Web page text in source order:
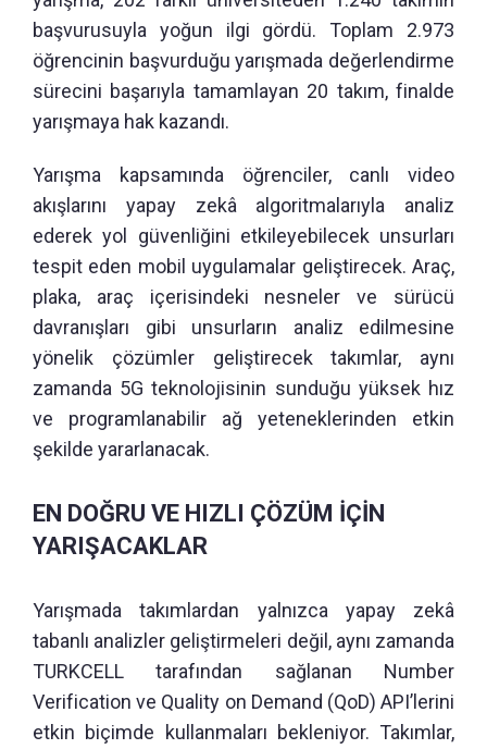
başvurusuyla yoğun ilgi gördü. Toplam 2.973
öğrencinin başvurduğu yarışmada değerlendirme
sürecini başarıyla tamamlayan 20 takım, finalde
yarışmaya hak kazandı.
Yarışma kapsamında öğrenciler, canlı video
akışlarını yapay zekâ algoritmalarıyla analiz
ederek yol güvenliğini etkileyebilecek unsurları
tespit eden mobil uygulamalar geliştirecek. Araç,
plaka, araç içerisindeki nesneler ve sürücü
davranışları gibi unsurların analiz edilmesine
yönelik çözümler geliştirecek takımlar, aynı
zamanda 5G teknolojisinin sunduğu yüksek hız
ve programlanabilir ağ yeteneklerinden etkin
şekilde yararlanacak.
EN DOĞRU VE HIZLI ÇÖZÜM İÇİN
YARIŞACAKLAR
Yarışmada takımlardan yalnızca yapay zekâ
tabanlı analizler geliştirmeleri değil, aynı zamanda
TURKCELL tarafından sağlanan Number
Verification ve Quality on Demand (QoD) API’lerini
etkin biçimde kullanmaları bekleniyor. Takımlar,